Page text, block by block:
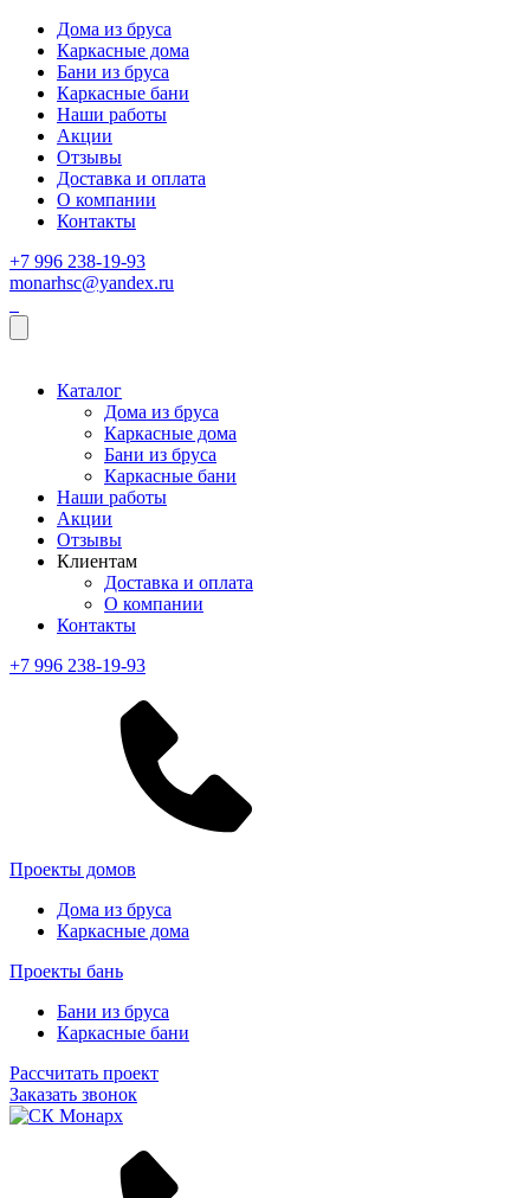
Дома из бруса
Каркасные дома
Бани из бруса
Каркасные бани
Наши работы
Акции
Отзывы
Доставка и оплата
О компании
Контакты
+7 996 238-19-93
monarhsc@yandex.ru
Каталог
Дома из бруса
Каркасные дома
Бани из бруса
Каркасные бани
Наши работы
Акции
Отзывы
Клиентам
Доставка и оплата
О компании
Контакты
+7 996 238-19-93
Проекты домов
Дома из бруса
Каркасные дома
Проекты бань
Бани из бруса
Каркасные бани
Рассчитать проект
Заказать звонок